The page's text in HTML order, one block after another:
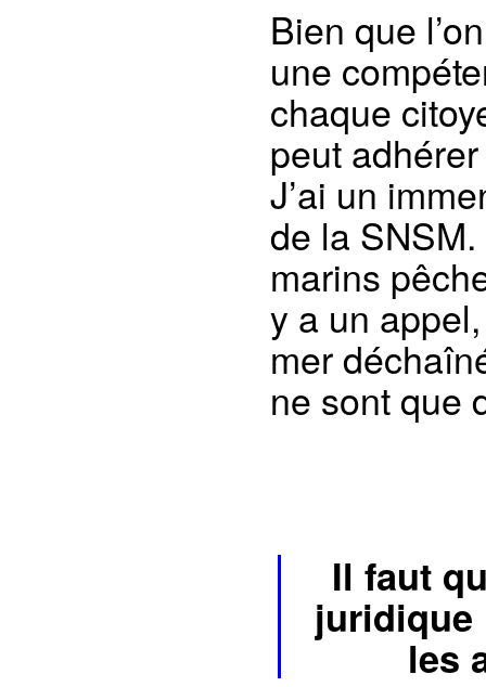
Bien que
une
chaque
peut
J’ai un
de la
marins
y a un
mer
ne sont que
Il faut
juridique
les